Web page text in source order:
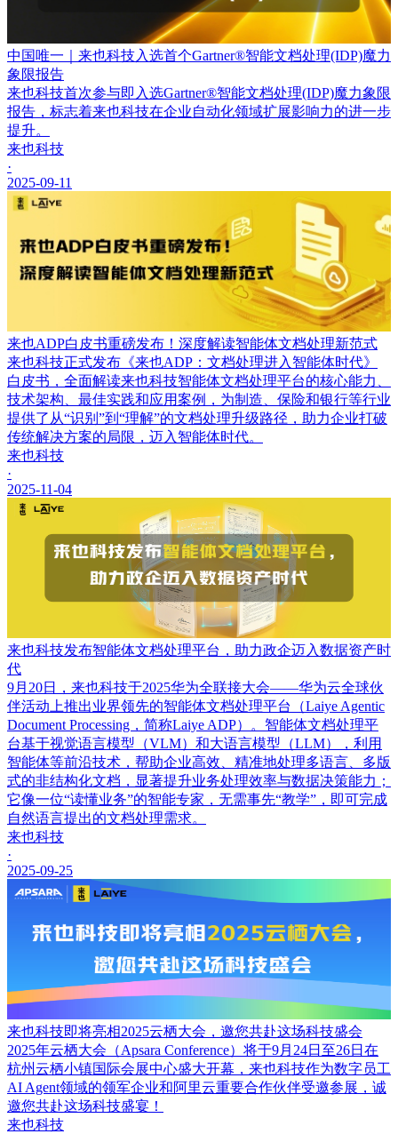
中国唯一｜来也科技入选首个Gartner®智能文档处理(IDP)魔力
象限报告
来也科技首次参与即入选Gartner®智能文档处理(IDP)魔力象限
报告，标志着来也科技在企业自动化领域扩展影响力的进一步
提升。
来也科技
·
2025-09-11
来也ADP白皮书重磅发布！深度解读智能体文档处理新范式
来也科技正式发布《来也ADP：文档处理进入智能体时代》
白皮书，全面解读来也科技智能体文档处理平台的核心能力、
技术架构、最佳实践和应用案例，为制造、保险和银行等行业
提供了从“识别”到“理解”的文档处理升级路径，助力企业打破
传统解决方案的局限，迈入智能体时代。
来也科技
·
2025-11-04
来也科技发布智能体文档处理平台，助力政企迈入数据资产时
代
9月20日，来也科技于2025华为全联接大会——华为云全球伙
伴活动上推出业界领先的智能体文档处理平台（Laiye Agentic
Document Processing，简称Laiye ADP）。智能体文档处理平
台基于视觉语言模型（VLM）和大语言模型（LLM），利用
智能体等前沿技术，帮助企业高效、精准地处理多语言、多版
式的非结构化文档，显著提升业务处理效率与数据决策能力；
它像一位“读懂业务”的智能专家，无需事先“教学”，即可完成
自然语言提出的文档处理需求。
来也科技
·
2025-09-25
来也科技即将亮相2025云栖大会，邀您共赴这场科技盛会
2025年云栖大会（Apsara Conference）将于9月24日至26日在
杭州云栖小镇国际会展中心盛大开幕，来也科技作为数字员工
AI Agent领域的领军企业和阿里云重要合作伙伴受邀参展，诚
邀您共赴这场科技盛宴！
来也科技